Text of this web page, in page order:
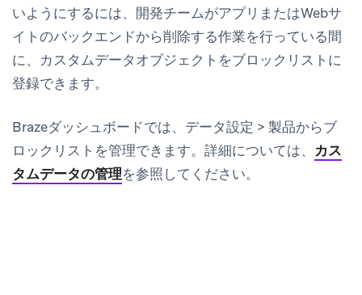
いようにするには、開発チームがアプリまたはWebサ
イトのバックエンドから削除する作業を行っている間
に、カスタムデータオブジェクトをブロックリストに
登録できます。
Brazeダッシュボードでは、 データ設定 > 製品からブ
ロックリストを管理できます。詳細については、 カス
タムデータの管理を参照してください。